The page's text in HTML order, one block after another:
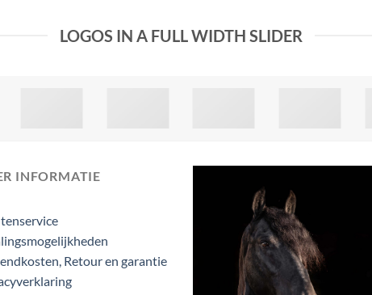
LOGOS IN A FULL WIDTH SLIDER
INFORMATIE
Retour en garantie